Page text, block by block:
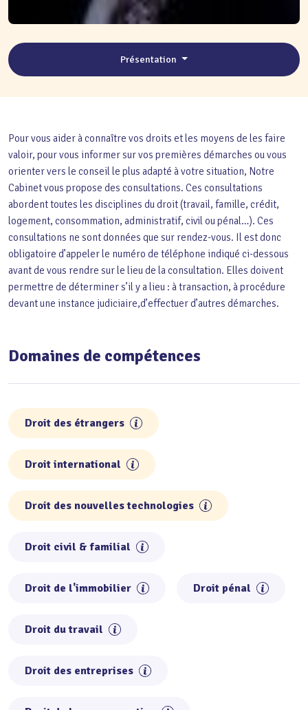
Présentation
Pour vous aider à connaître vos droits et les moyens de les faire
valoir, pour vous informer sur vos premières démarches ou vous
orienter vers le conseil le plus adapté à votre situation, Notre
Cabinet vous propose des consultations. Ces consultations
abordent toutes les disciplines du droit (travail, famille, crédit,
logement, consommation, administratif, civil ou pénal…). Ces
consultations ne sont données que sur rendez-vous. Il est donc
obligatoire d’appeler le numéro de téléphone indiqué ci-dessous
avant de vous rendre sur le lieu de la consultation. Elles doivent
permettre de déterminer s’il y a lieu : à transaction, à procédure
devant une instance judiciaire,d’effectuer d’autres démarches.
Domaines de compétences
Droit des étrangers
Droit international
Droit des nouvelles technologies
Droit civil & familial
Droit de l'immobilier Droit pénal
Droit du travail
Droit des entreprises